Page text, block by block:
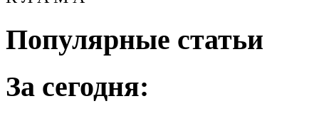
Популярные статьи
За сегодня: